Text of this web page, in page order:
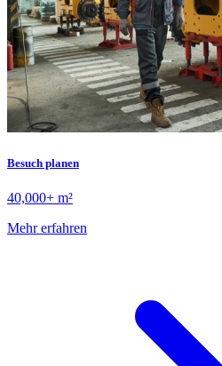
Besuch planen
40,000+ m²
Mehr erfahren